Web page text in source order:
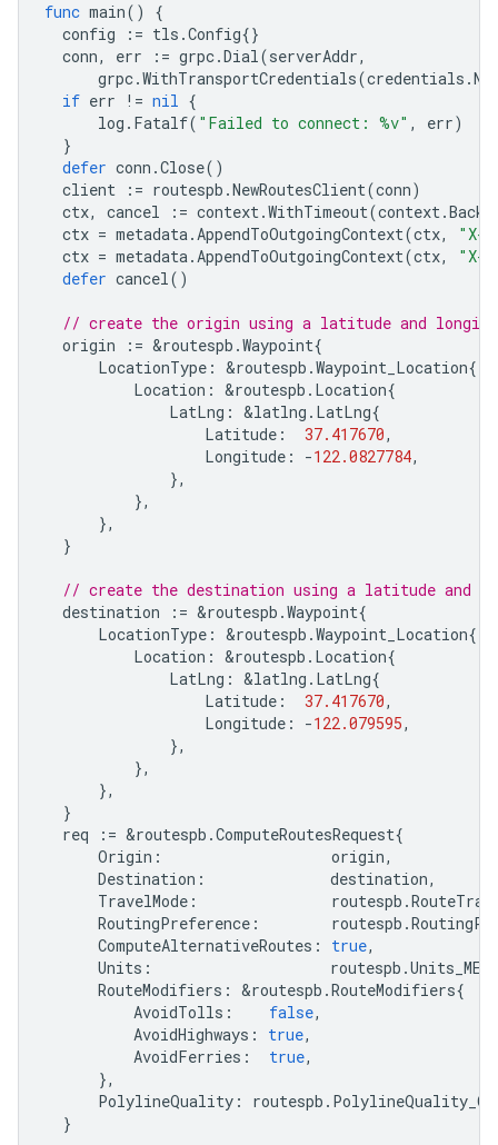
func main()
{
config
:= tls .Config{}
conn, err := grpc.Dial(serverAddr,
grpc.WithTransportCredentials(credentials .
if err != nil {
log . Fatalf( "Failed to connect: %v" , err)
}
defer conn .Close()
client
:= routespb .NewRoutesClient(conn)
ctx, cancel := context.WithTimeout(context.
ctx = metadata.AppendToOutgoingContext(ctx,
"X-
ctx = metadata.AppendToOutgoingContext(ctx,
"X-
defer cancel()
// create the origin using a latitude and
origin
:= &routespb .Waypoint{
LocationType : &routespb .Waypoint_Location{
Location : &routespb . Location{
LatLng : &latlng . LatLng{
Latitude : 37.417670,
Longitude : -122.0827784,
},
},
},
}
// create the destination using a latitude and
destination
:= &routespb .Waypoint{
LocationType : &routespb .Waypoint_Location{
Location : &routespb . Location{
LatLng : &latlng . LatLng{
Latitude : 37.417670,
Longitude : -122.079595,
},
},
},
}
req
:= &routespb .ComputeRoutesRequest{
Origin : origin,
Destination : destination,
TravelMode : routespb .
RoutingPreference : routespb .
ComputeAlternativeRoutes : true,
Units : routespb .
RouteModifiers : &routespb .RouteModifiers{
AvoidTolls : false,
AvoidHighways : true,
AvoidFerries : true,
},
PolylineQuality : routespb .
}